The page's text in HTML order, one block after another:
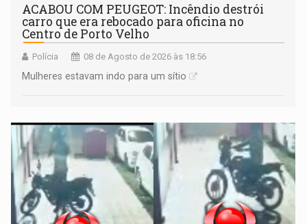
ACABOU COM PEUGEOT: Incêndio destrói
carro que era rebocado para oficina no
Centro de Porto Velho
Polícia 08 de Agosto de 2026 às 18:56
Mulheres estavam indo para um sítio